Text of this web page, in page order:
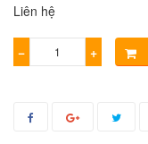
Liên hệ
− +